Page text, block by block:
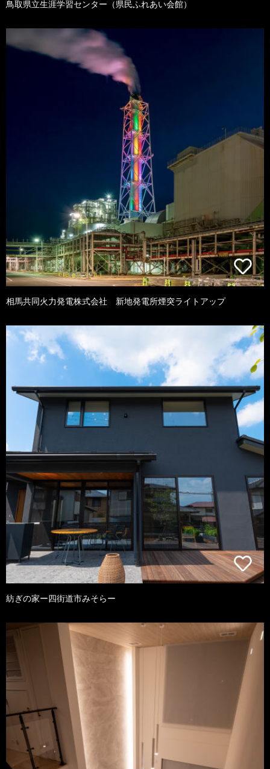
鳥取県立生涯学習センター（県民ふれあい会館）
相馬共同火力発電株式会社 新地発電所煙突ライトアップ
紡ぎの家ー四街道市みそらー